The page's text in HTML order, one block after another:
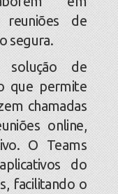
reuniões de
segura.
de
que permite
chamadas
online,
O Teams
do
facilitando o